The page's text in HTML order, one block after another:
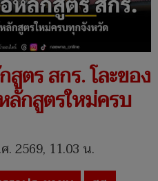
ตร สกร. โละของ
ลักสูตรใหม่ครบ
2569, 11.03 น.